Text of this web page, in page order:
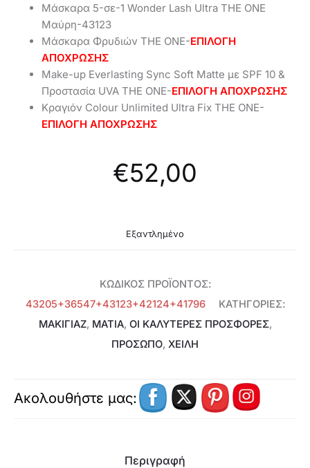
Μάσκαρα 5-σε-1 Wonder Lash Ultra ΤHE ONE
Μαύρη-43123
Μάσκαρα Φρυδιών THE ONE-ΕΠΙΛΟΓΗ
ΑΠΟΧΡΩΣΗΣ
Make-up Everlasting Sync Soft Matte με SPF 10 &
Προστασία UVA THE ONE-ΕΠΙΛΟΓΗ ΑΠΟΧΡΩΣΗΣ
Κραγιόν Colour Unlimited Ultra Fix THE ONE-
ΕΠΙΛΟΓΗ ΑΠΟΧΡΩΣΗΣ
€52,00
Εξαντλημένο
ΚΩΔΙΚΌΣ ΠΡΟΪΌΝΤΟΣ:
43205+36547+43123+42124+41796
ΚΑΤΗΓΟΡΊΕΣ:
ΜΑΚΙΓΙΑΖ, ΜΆΤΙΑ, ΟΙ ΚΑΛΥΤΕΡΕΣ ΠΡΟΣΦΟΡΕΣ,
ΠΡΌΣΩΠΟ, ΧΕΊΛΗ
Ακολουθήστε μας:
Περιγραφή